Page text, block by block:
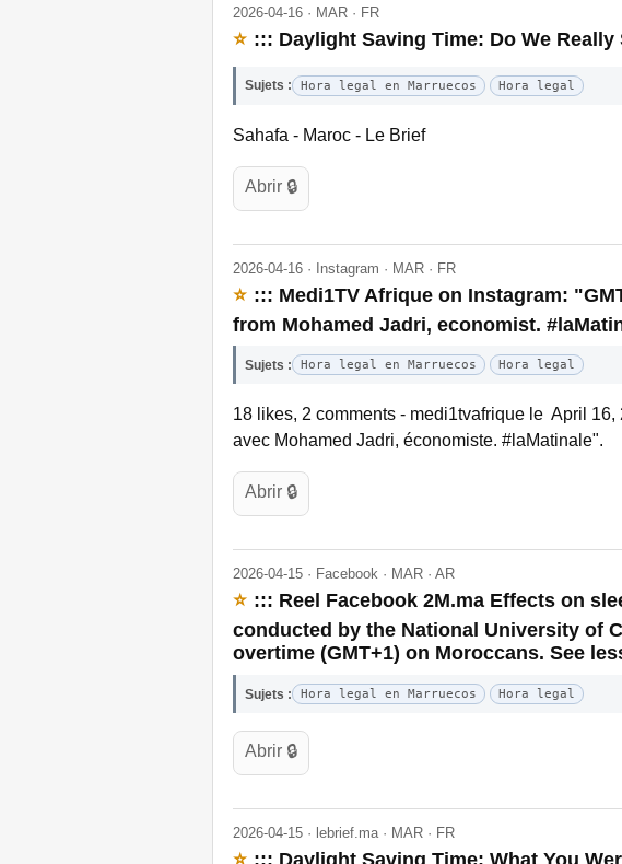
2026-04-16 · MAR · FR
⭐ ::: Daylight Saving Time: Do We
Sujets : Hora legal en Marruecos Hora legal
Sahafa - Maroc - Le Brief
Abrir 🔒
2026-04-16 · Instagram · MAR · FR
⭐ ::: Medi1TV Afrique on Instagram:
from Mohamed Jadri, economist.
Sujets : Hora legal en Marruecos Hora legal
18 likes, 2 comments - medi1tvafrique le April
avec Mohamed Jadri, économiste. #laMatinale".
Abrir 🔒
2026-04-15 · Facebook · MAR · AR
⭐ ::: Reel Facebook 2M.ma Effects on
conducted by the National University of
overtime (GMT+1) on Moroccans. See
Sujets : Hora legal en Marruecos Hora legal
Abrir 🔒
2026-04-15 · lebrief.ma · MAR · FR